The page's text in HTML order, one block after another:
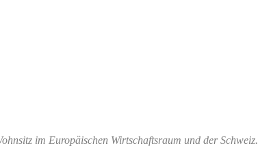
im Europäischen Wirtschaftsraum und der Schweiz.